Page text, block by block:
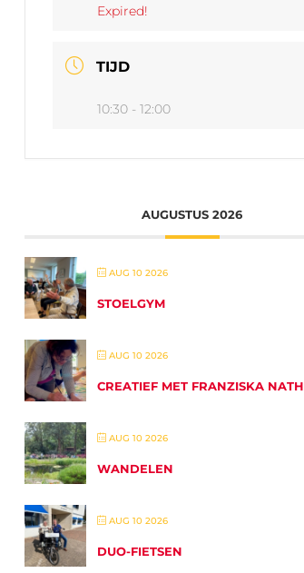
Expired!
TIJD
10:30 - 12:00
AUGUSTUS 2026
AUG 10 2026
STOELGYM
AUG 10 2026
CREATIEF MET FRANZISKA NATH
AUG 10 2026
WANDELEN
AUG 10 2026
DUO-FIETSEN